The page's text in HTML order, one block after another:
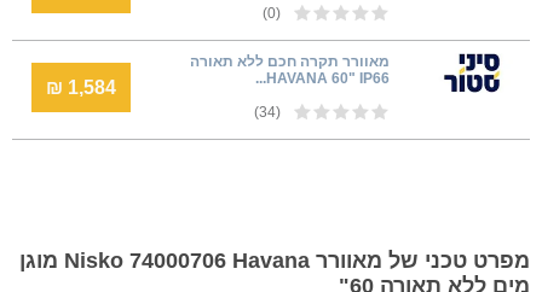
(0)
מאוורר תקרה חכם ללא תאורה
HAVANA 60" IP66...
(34)
1,584 ₪
מפרט טכני של מאוורר Nisko 74000706 Havana מוגן
מים ללא תאורה 60"